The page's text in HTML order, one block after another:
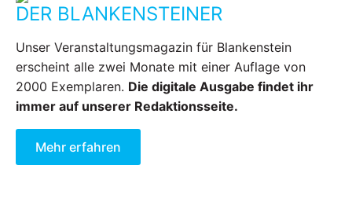
DER BLANKENSTEINER
Unser Veranstaltungsmagazin für Blankenstein
erscheint alle zwei Monate mit einer Auflage von
2000 Exemplaren. Die digitale Ausgabe findet ihr
immer auf unserer Redaktionsseite.
Mehr erfahren